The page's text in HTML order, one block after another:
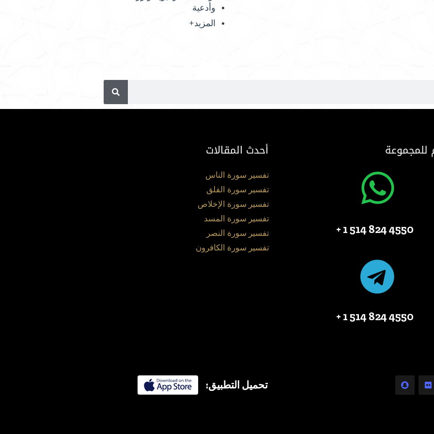
وأدعية
المزيد+
للمجموعة
4550 824 514 1 +
4550 824 514 1 +
أحدث المقالات
تفسير سورة الناس
تفسير سورة الفلق
تفسير سورة الإخلاص
تفسير سورة المسد
تفسير سورة النصر
تفسير سورة الكافرون
تحميل التطبيق: